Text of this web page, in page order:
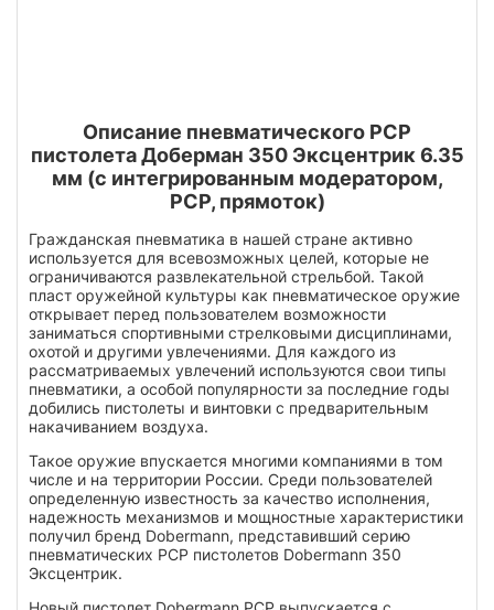
Описание пневматического РСР
пистолета Доберман 350 Эксцентрик 6.35
мм (с интегрированным модератором,
PCP, прямоток)
Гражданская пневматика в нашей стране активно
используется для всевозможных целей, которые не
ограничиваются развлекательной стрельбой. Такой
пласт оружейной культуры как пневматическое оружие
открывает перед пользователем возможности
заниматься спортивными стрелковыми дисциплинами,
охотой и другими увлечениями. Для каждого из
рассматриваемых увлечений используются свои типы
пневматики, а особой популярности за последние годы
добились пистолеты и винтовки с предварительным
накачиванием воздуха.
Такое оружие впускается многими компаниями в том
числе и на территории России. Среди пользователей
определенную известность за качество исполнения,
надежность механизмов и мощностные характеристики
получил бренд Dobermann, представивший серию
пневматических PCP пистолетов Dobermann 350
Эксцентрик.